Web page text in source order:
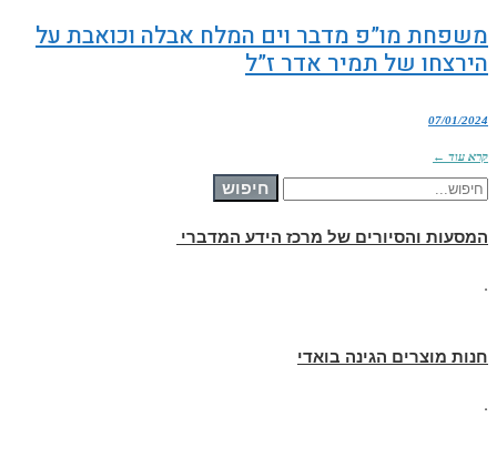
משפחת מו”פ מדבר וים המלח אבלה וכואבת על
הירצחו של תמיר אדר ז”ל
07/01/2024
קרא עוד ←
חיפוש עבור: חיפוש
המסעות והסיורים של מרכז הידע המדברי
.
חנות מוצרים הגינה בואדי
.